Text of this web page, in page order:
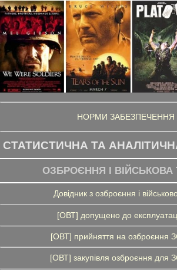
НОРМИ ЗАБЕЗПЕЧЕННЯ
СТАТИСТИЧНА ТА
ОЗБРОЄННЯ І ВІЙСЬКОВА
Довідник з озброєння і
[ОВТ] допущено до
[ОВТ] прийняття на озброєння
[ОВТ] закупівля озброєння для